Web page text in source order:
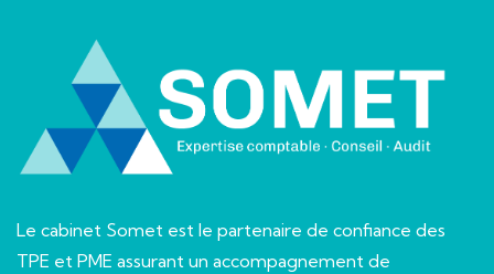
Le cabinet Somet est le partenaire de confiance des
TPE et PME assurant un accompagnement de